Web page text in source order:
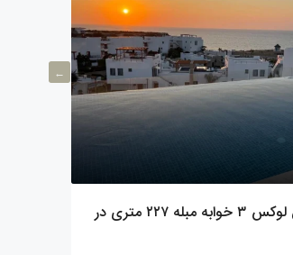
پنت هاوس لوکس ۳ خوابه مبله ۲۲۷ متری در